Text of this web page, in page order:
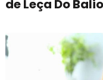
de Leça Do